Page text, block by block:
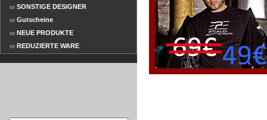
SONSTIGE DESIGNER
Gutscheine
NEUE PRODUKTE
REDUZIERTE WARE